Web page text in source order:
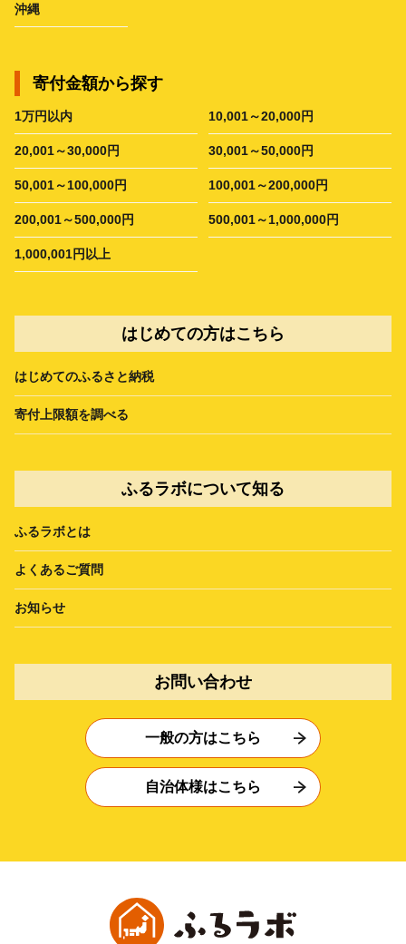
沖縄
寄付金額から探す
1万円以内 10,001～20,000円
20,001～30,000円 30,001～50,000円
50,001～100,000円 100,001～200,000円
200,001～500,000円 500,001～1,000,000円
1,000,001円以上
はじめての方はこちら
はじめてのふるさと納税
寄付上限額を調べる
ふるラボについて知る
ふるラボとは
よくあるご質問
お知らせ
お問い合わせ
一般の方はこちら
自治体様はこちら